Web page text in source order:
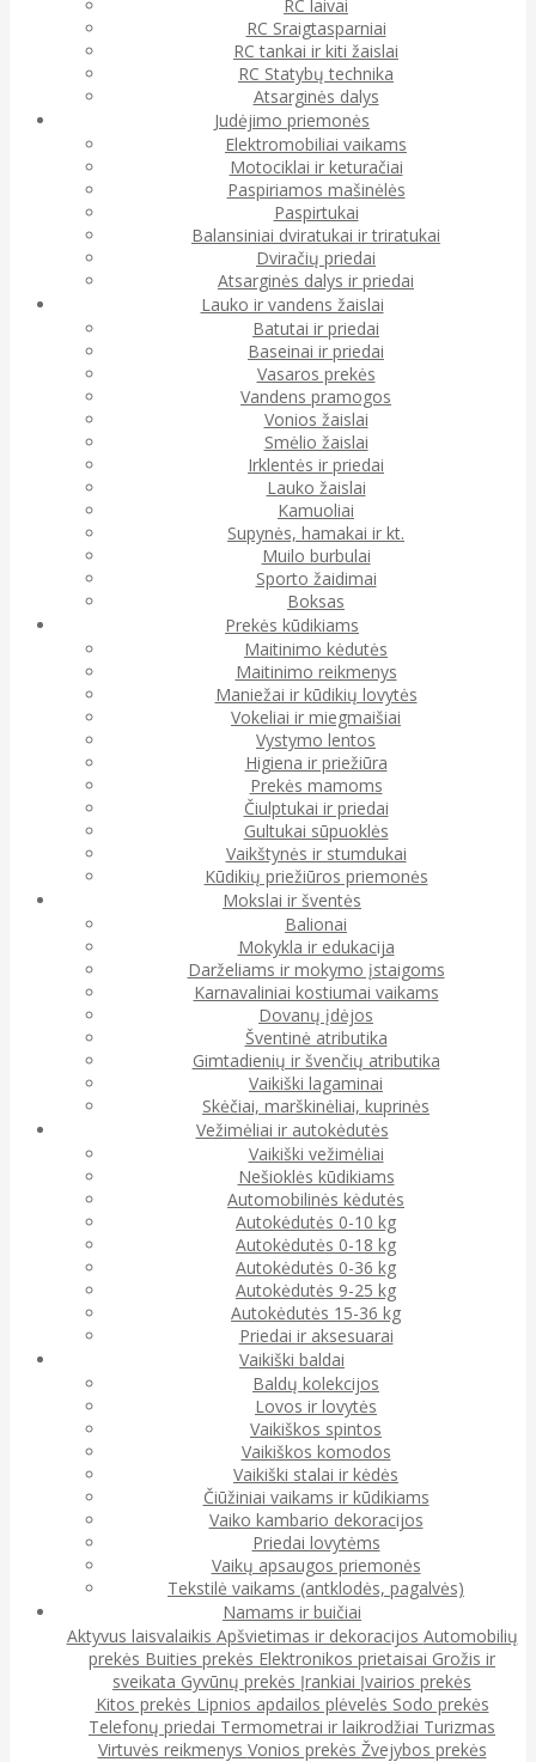
RC laivai
RC Sraigtasparniai
RC tankai ir kiti žaislai
RC Statybų technika
Atsarginės dalys
Judėjimo priemonės
Elektromobiliai vaikams
Motociklai ir keturačiai
Paspiriamos mašinėlės
Paspirtukai
Balansiniai dviratukai ir triratukai
Dviračių priedai
Atsarginės dalys ir priedai
Lauko ir vandens žaislai
Batutai ir priedai
Baseinai ir priedai
Vasaros prekės
Vandens pramogos
Vonios žaislai
Smėlio žaislai
Irklentės ir priedai
Lauko žaislai
Kamuoliai
Supynės, hamakai ir kt.
Muilo burbulai
Sporto žaidimai
Boksas
Prekės kūdikiams
Maitinimo kėdutės
Maitinimo reikmenys
Maniežai ir kūdikių lovytės
Vokeliai ir miegmaišiai
Vystymo lentos
Higiena ir priežiūra
Prekės mamoms
Čiulptukai ir priedai
Gultukai sūpuoklės
Vaikštynės ir stumdukai
Kūdikių priežiūros priemonės
Mokslai ir šventės
Balionai
Mokykla ir edukacija
Darželiams ir mokymo įstaigoms
Karnavaliniai kostiumai vaikams
Dovanų įdėjos
Šventinė atributika
Gimtadienių ir švenčių atributika
Vaikiški lagaminai
Skėčiai, marškinėliai, kuprinės
Vežimėliai ir autokėdutės
Vaikiški vežimėliai
Nešioklės kūdikiams
Automobilinės kėdutės
Autokėdutės 0-10 kg
Autokėdutės 0-18 kg
Autokėdutės 0-36 kg
Autokėdutės 9-25 kg
Autokėdutės 15-36 kg
Priedai ir aksesuarai
Vaikiški baldai
Baldų kolekcijos
Lovos ir lovytės
Vaikiškos spintos
Vaikiškos komodos
Vaikiški stalai ir kėdės
Čiūžiniai vaikams ir kūdikiams
Vaiko kambario dekoracijos
Priedai lovytėms
Vaikų apsaugos priemonės
Tekstilė vaikams (antklodės, pagalvės)
Namams ir buičiai
Aktyvus laisvalaikis Apšvietimas ir dekoracijos Automobilių
prekės Buities prekės Elektronikos prietaisai Grožis ir
sveikata Gyvūnų prekės Įrankiai Įvairios prekės
Kitos prekės Lipnios apdailos plėvelės Sodo prekės
Telefonų priedai Termometrai ir laikrodžiai Turizmas
Virtuvės reikmenys Vonios prekės Žvejybos prekės